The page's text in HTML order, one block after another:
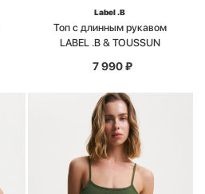
Label .B
Топ с длинным рукавом
LABEL .B & TOUSSUN
7 990₽